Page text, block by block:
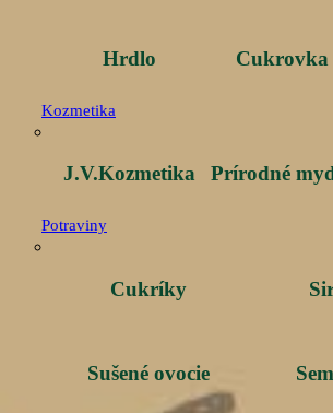
Hrdlo Cukrovka
Kozmetika
J.V.Kozmetika Prírodné
Potraviny
Cukríky
Sušené ovocie